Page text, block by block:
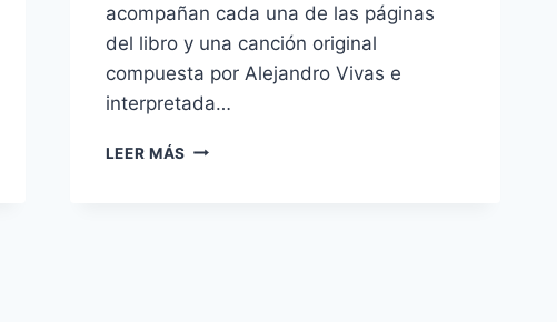
acompañan cada una de las páginas
del libro y una canción original
compuesta por Alejandro Vivas e
interpretada…
LEER MÁS EL